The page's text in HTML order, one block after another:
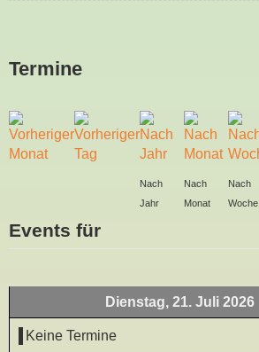
Termine
Nach
Jahr
Nach
Monat
Nach
Woche
Events für
Dienstag, 21. Juli 2026
Keine Termine